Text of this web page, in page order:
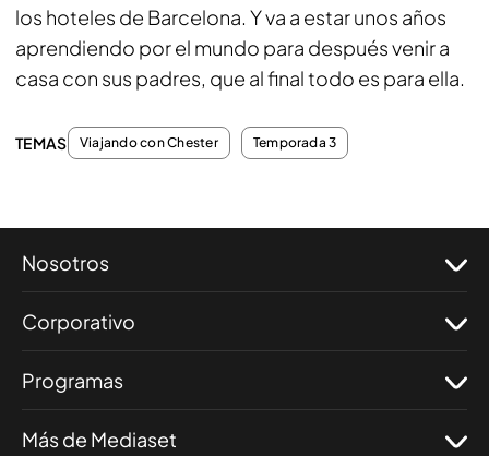
los hoteles de Barcelona. Y va a estar unos años
aprendiendo por el mundo para después venir a
casa con sus padres, que al final todo es para ella.
TEMAS Viajando con Chester Temporada 3
Nosotros
Corporativo
Programas
Más de Mediaset